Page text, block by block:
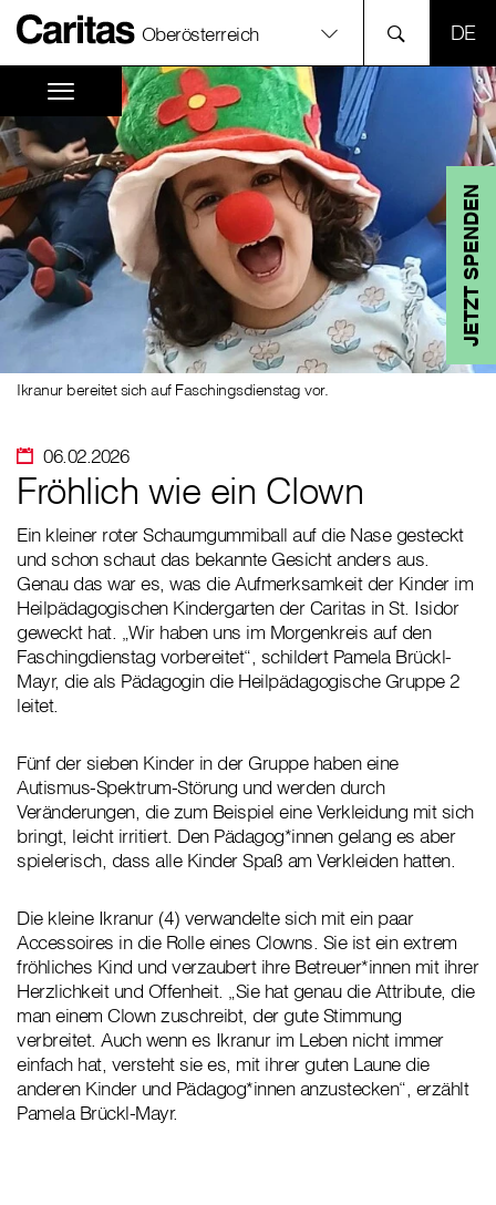
Oberösterreich
JETZT SPENDEN
06.02.2026
Ikranur bereitet sich auf Faschingsdienstag vor.
Fröhlich wie ein Clown
Ein kleiner roter Schaumgummiball auf die Nase gesteckt
und schon schaut das bekannte Gesicht anders aus.
Genau das war es, was die Aufmerksamkeit der Kinder im
Heilpädagogischen Kindergarten der Caritas in St. Isidor
geweckt hat. „Wir haben uns im Morgenkreis auf den
Faschingdienstag vorbereitet“, schildert Pamela Brückl-
Mayr, die als Pädagogin die Heilpädagogische Gruppe 2
leitet.
Fünf der sieben Kinder in der Gruppe haben eine
Autismus-Spektrum-Störung und werden durch
Veränderungen, die zum Beispiel eine Verkleidung mit sich
bringt, leicht irritiert. Den Pädagog*innen gelang es aber
spielerisch, dass alle Kinder Spaß am Verkleiden hatten.
Die kleine Ikranur (4) verwandelte sich mit ein paar
Accessoires in die Rolle eines Clowns. Sie ist ein extrem
fröhliches Kind und verzaubert ihre Betreuer*innen mit ihrer
Herzlichkeit und Offenheit. „Sie hat genau die Attribute, die
man einem Clown zuschreibt, der gute Stimmung
verbreitet. Auch wenn es Ikranur im Leben nicht immer
einfach hat, versteht sie es, mit ihrer guten Laune die
anderen Kinder und Pädagog*innen anzustecken“, erzählt
Pamela Brückl-Mayr.